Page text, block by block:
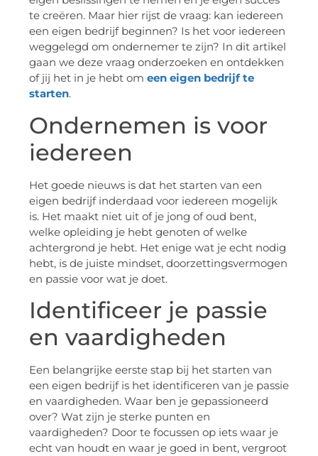
te creëren. Maar hier rijst de vraag: kan iedereen
een eigen bedrijf beginnen? Is het voor iedereen
weggelegd om ondernemer te zijn? In dit artikel
gaan we deze vraag onderzoeken en ontdekken
of jij het in je hebt om een eigen bedrijf te
starten.
Ondernemen is voor
iedereen
Het goede nieuws is dat het starten van een
eigen bedrijf inderdaad voor iedereen mogelijk
is. Het maakt niet uit of je jong of oud bent,
welke opleiding je hebt genoten of welke
achtergrond je hebt. Het enige wat je echt nodig
hebt, is de juiste mindset, doorzettingsvermogen
en passie voor wat je doet.
Identificeer je passie
en vaardigheden
Een belangrijke eerste stap bij het starten van
een eigen bedrijf is het identificeren van je passie
en vaardigheden. Waar ben je gepassioneerd
over? Wat zijn je sterke punten en
vaardigheden? Door te focussen op iets waar je
echt van houdt en waar je goed in bent, vergroot